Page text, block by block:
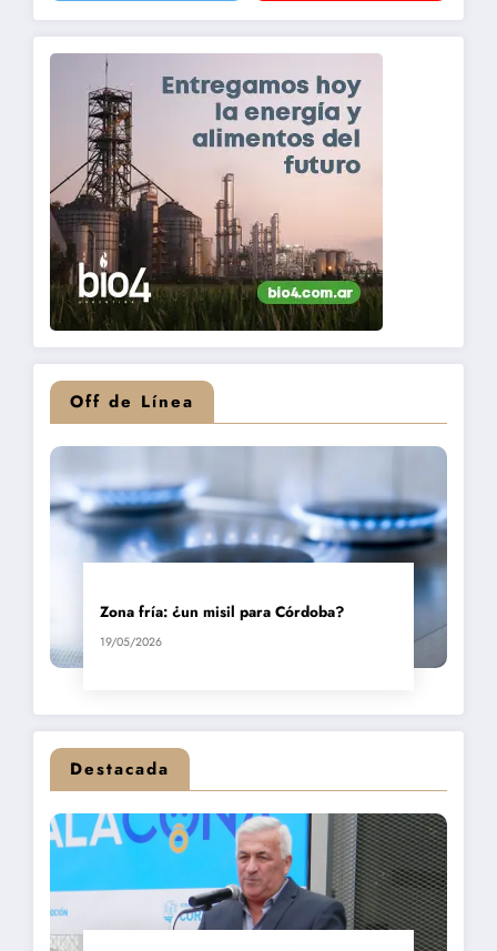
Off de Línea
Zona fría: ¿un misil para Córdoba?
19/05/2026
Destacada